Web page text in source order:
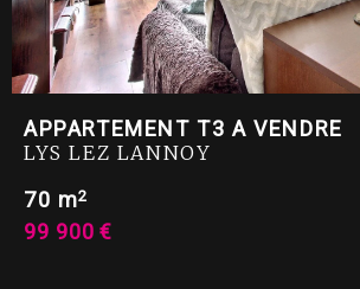
APPARTEMENT T3 A VENDRE
LYS LEZ LANNOY
70 m2
99 900 €